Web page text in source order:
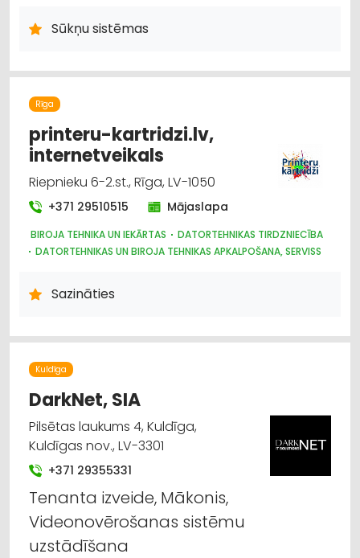
SILTUMAPGĀDE UN SILTUMTĪKLI
Sūkņu sistēmas
Rīga
printeru-kartridzi.lv,
internetveikals
Riepnieku 6-2.st., Rīga, LV-1050
+371 29510515 Mājaslapa
BIROJA TEHNIKA UN IEKĀRTAS
DATORTEHNIKAS TIRDZNIECĪBA
DATORTEHNIKAS UN BIROJA TEHNIKAS APKALPOŠANA, SERVISS
Sazināties
Kuldīga
DarkNet, SIA
Pilsētas laukums 4, Kuldīga,
Kuldīgas nov., LV-3301
+371 29355331
Tenanta izveide, Mākonis,
Videonovērošanas sistēmu
uzstādīšana